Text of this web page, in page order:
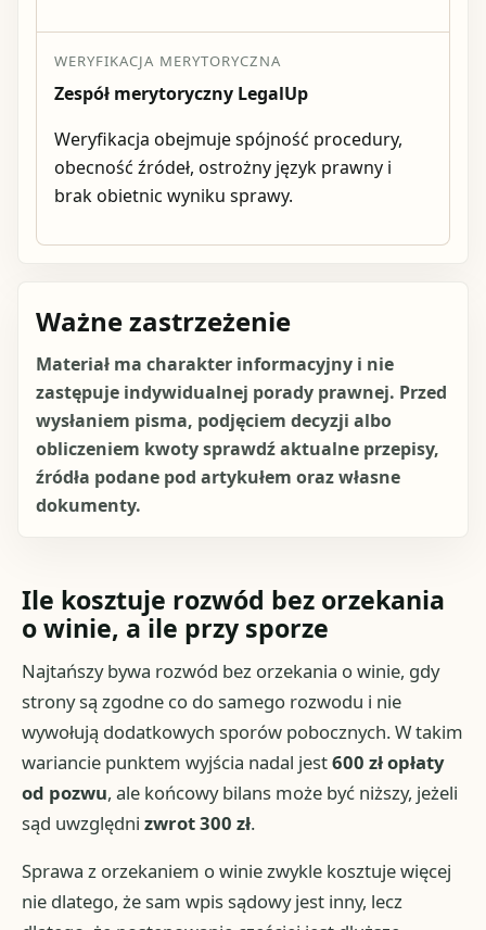
WERYFIKACJA MERYTORYCZNA
Zespół merytoryczny LegalUp
Weryfikacja obejmuje spójność procedury,
obecność źródeł, ostrożny język prawny i
brak obietnic wyniku sprawy.
Ważne zastrzeżenie
Materiał ma charakter informacyjny i nie
zastępuje indywidualnej porady prawnej. Przed
wysłaniem pisma, podjęciem decyzji albo
obliczeniem kwoty sprawdź aktualne przepisy,
źródła podane pod artykułem oraz własne
dokumenty.
Ile kosztuje rozwód bez orzekania
o winie, a ile przy sporze
Najtańszy bywa rozwód bez orzekania o winie, gdy
strony są zgodne co do samego rozwodu i nie
wywołują dodatkowych sporów pobocznych. W takim
wariancie punktem wyjścia nadal jest600 zł opłaty
od pozwu, ale końcowy bilans może być niższy, jeżeli
sąd uwzględnizwrot 300 zł.
Sprawa z orzekaniem o winie zwykle kosztuje więcej
nie dlatego, że sam wpis sądowy jest inny, lecz